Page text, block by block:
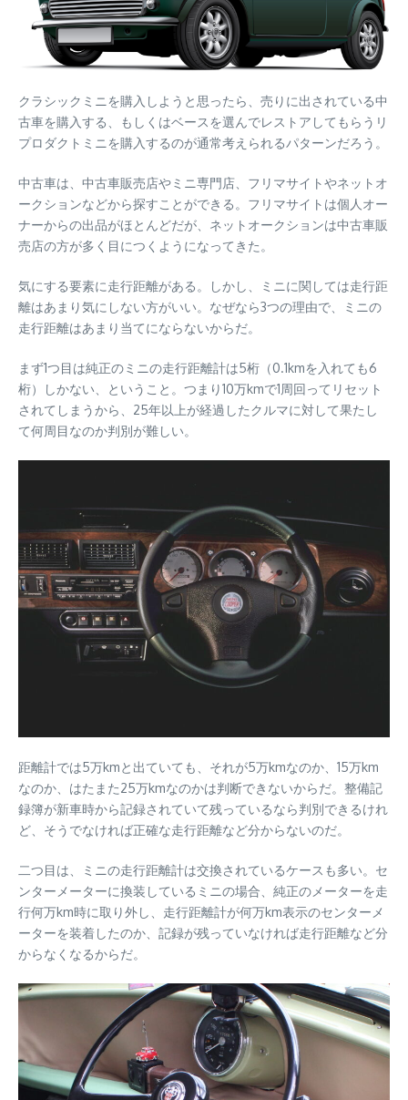
クラシックミニを購入しようと思ったら、売りに出されている中
古車を購入する、もしくはベースを選んでレストアしてもらうリ
プロダクトミニを購入するのが通常考えられるパターンだろう。
中古車は、中古車販売店やミニ専門店、フリマサイトやネットオ
ークションなどから探すことができる。フリマサイトは個人オー
ナーからの出品がほとんどだが、ネットオークションは中古車販
売店の方が多く目につくようになってきた。
気にする要素に走行距離がある。しかし、ミニに関しては走行距
離はあまり気にしない方がいい。なぜなら3つの理由で、ミニの
走行距離はあまり当てにならないからだ。
まず1つ目は純正のミニの走行距離計は5桁（0.1kmを入れても6
桁）しかない、ということ。つまり10万kmで1周回ってリセット
されてしまうから、25年以上が経過したクルマに対して果たし
て何周目なのか判別が難しい。
距離計では5万kmと出ていても、それが5万kmなのか、15万km
なのか、はたまた25万kmなのかは判断できないからだ。整備記
録簿が新車時から記録されていて残っているなら判別できるけれ
ど、そうでなければ正確な走行距離など分からないのだ。
二つ目は、ミニの走行距離計は交換されているケースも多い。セ
ンターメーターに換装しているミニの場合、純正のメーターを走
行何万km時に取り外し、走行距離計が何万km表示のセンターメ
ーターを装着したのか、記録が残っていなければ走行距離など分
からなくなるからだ。